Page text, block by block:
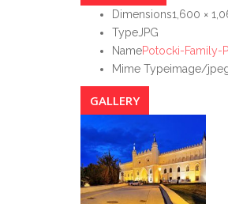
Dimensions1,600 ×
Type JPG
NamePotocki-Family-
Mime Typeimage/
GALLERY